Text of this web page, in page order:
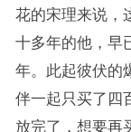
花的宋理来说，
十多年的他，早
年。此起彼伏的
伴一起只买了四
放完了，想要再